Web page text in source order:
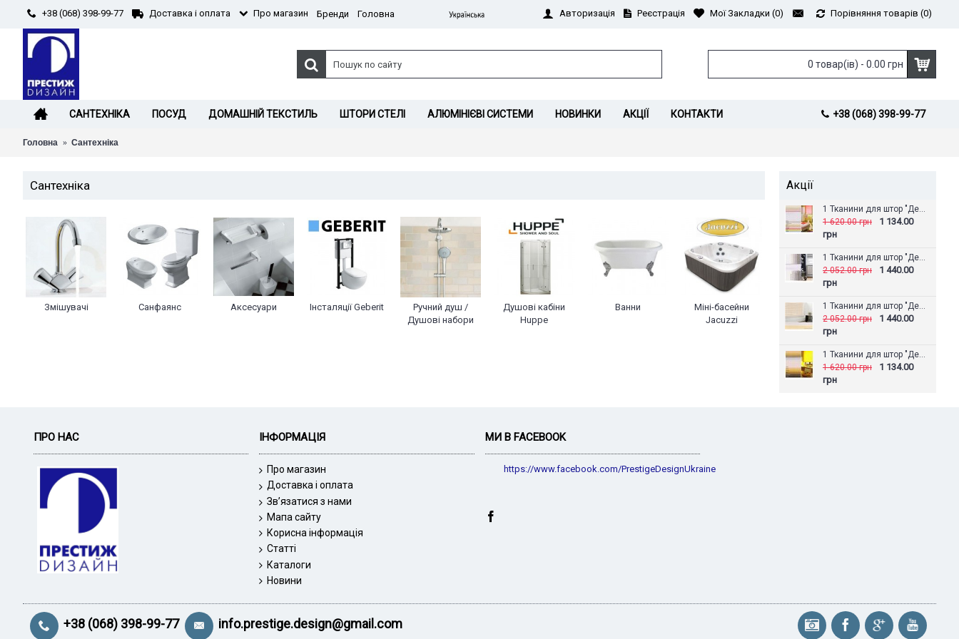
+38 (068) 398-99-77 Доставка і оплата Про магазин Бренди Головна Авторизація Реєстрація Мої Закладки (0) Порівняння товарів (0)
0 товар(ів) - 0.00 грн
САНТЕХНІКА ПОСУД ДОМАШНІЙ ТЕКСТИЛЬ ШТОРИ СТЕЛІ АЛЮМІНІЄВІ СИСТЕМИ НОВИНКИ АКЦІЇ КОНТАКТИ +38 (068) 398-99-77
Головна Сантехніка
Акції
1 Тканини для штор "День-Ніч" Аврора
1 620.00 грн
1 134.00
грн
1 Тканини для штор "День-Ніч" Альпака
2 052.00 грн
1 440.00
грн
1 Тканини для штор "День-Ніч" Амазонка
2 052.00 грн
1 440.00
грн
1 Тканини для штор "День-Ніч" Артек
1 620.00 грн
1 134.00
грн
Сантехніка
Змішувачі Санфаянс Аксесуари Інсталяції Geberit
Ручний душ /
Душові набори
Душові кабіни
Huppe
Ванни
Міні-басейни
Jacuzzi
ПРО НАС ІНФОРМАЦІЯ
Про магазин
Доставка і оплата
Зв’язатися з нами
Мапа сайту
Корисна інформація
Статті
Каталоги
Новини
МИ В FACEBOOK
https://www.facebook.com/PrestigeDesignUkraine
+38 (068) 398-99-77 info.prestige.design@gmail.com